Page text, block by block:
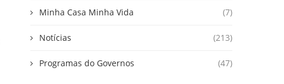
Minha Casa Minha Vida (7)
Notícias (213)
Programas do Governos (47)